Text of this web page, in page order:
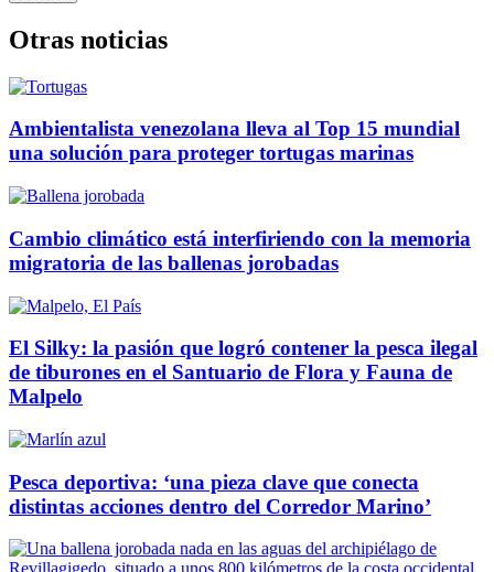
Otras noticias
Ambientalista venezolana lleva al Top 15 mundial
una solución para proteger tortugas marinas
Cambio climático está interfiriendo con la memoria
migratoria de las ballenas jorobadas
El Silky: la pasión que logró contener la pesca ilegal
de tiburones en el Santuario de Flora y Fauna de
Malpelo
Pesca deportiva: ‘una pieza clave que conecta
distintas acciones dentro del Corredor Marino’